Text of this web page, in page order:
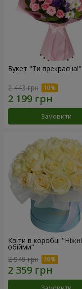
Букет "Ти прекрасна!"
2 443 грн
Замовити
Квіти в коробці "Ніжні
обійми"
2 949 грн